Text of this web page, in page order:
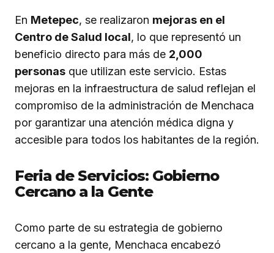
En Metepec, se realizaron mejoras en el
Centro de Salud local, lo que representó un
beneficio directo para más de 2,000
personas que utilizan este servicio. Estas
mejoras en la infraestructura de salud reflejan el
compromiso de la administración de Menchaca
por garantizar una atención médica digna y
accesible para todos los habitantes de la región.
Feria de Servicios: Gobierno
Cercano a la Gente
Como parte de su estrategia de gobierno
cercano a la gente, Menchaca encabezó